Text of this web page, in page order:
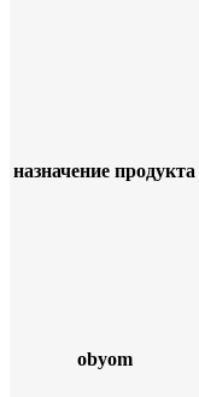
назначение продукта
obyom